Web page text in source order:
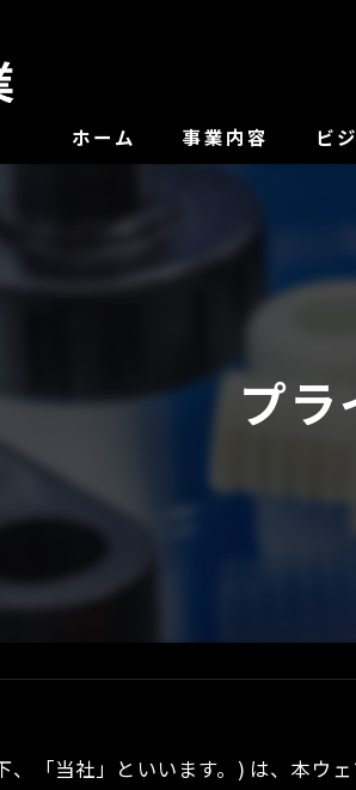
ホーム 事業内容 ビ
プ
、「当社」といいます。) は、本ウ